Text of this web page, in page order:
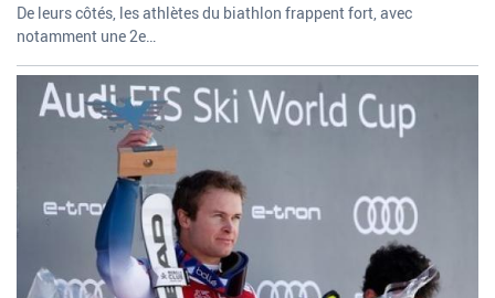
De leurs côtés, les athlètes du biathlon frappent fort, avec
notamment une 2e…